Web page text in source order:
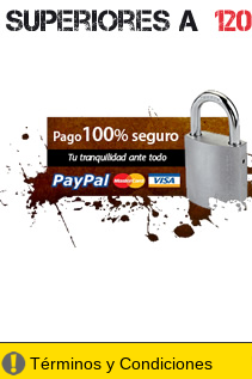
Términos y Condiciones